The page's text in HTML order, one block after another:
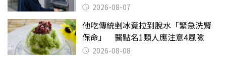
2026-08-07
他吃傳統剉冰竟拉到脫水「緊急洗腎
保命」 醫點名1類人應注意4風險
2026-08-08